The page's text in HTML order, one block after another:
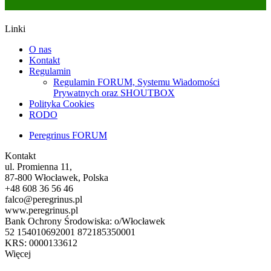
Linki
O nas
Kontakt
Regulamin
Regulamin FORUM, Systemu Wiadomości
Prywatnych oraz SHOUTBOX
Polityka Cookies
RODO
Peregrinus FORUM
Kontakt
ul. Promienna 11,
87-800 Włocławek, Polska
+48 608 36 56 46
falco@peregrinus.pl
www.peregrinus.pl
Bank Ochrony Środowiska: o/Włocławek
52 154010692001 872185350001
KRS: 0000133612
Więcej